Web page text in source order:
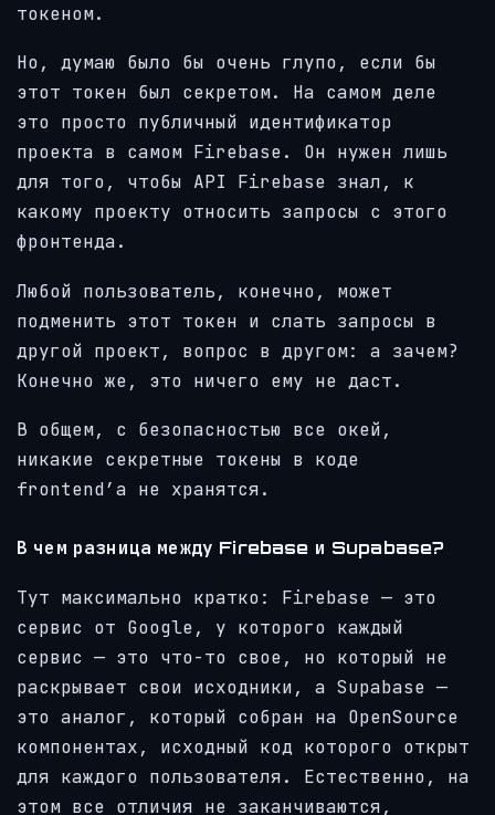
токеном.
Но, думаю было бы очень глупо, если бы
этот токен был секретом. На самом деле
это просто публичный идентификатор
проекта в самом Firebase. Он нужен лишь
для того, чтобы API Firebase знал, к
какому проекту относить запросы с этого
фронтенда.
Любой пользователь, конечно, может
подменить этот токен и слать запросы в
другой проект, вопрос в другом: а зачем?
Конечно же, это ничего ему не даст.
В общем, с безопасностью все окей,
никакие секретные токены в коде
frontend’а не хранятся.
В чем разница между Firebase и Supabase?
Тут максимально кратко: Firebase — это
сервис от Google, у которого каждый
сервис — это что-то свое, но который не
раскрывает свои исходники, а Supabase —
это аналог, который собран на OpenSource
компонентах, исходный код которого открыт
для каждого пользователя. Естественно, на
этом все отличия не заканчиваются,